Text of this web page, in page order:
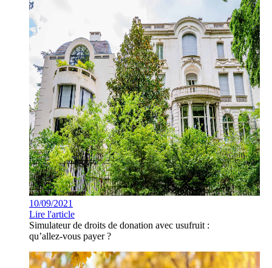
10/09/2021
Lire l'article
Simulateur de droits de donation avec usufruit :
qu’allez-vous payer ?